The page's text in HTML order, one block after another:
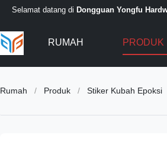
Selamat datang di Dongguan Yongfu
RUMAH PRODUK
Rumah / Produk / Stiker Kubah Epoksi